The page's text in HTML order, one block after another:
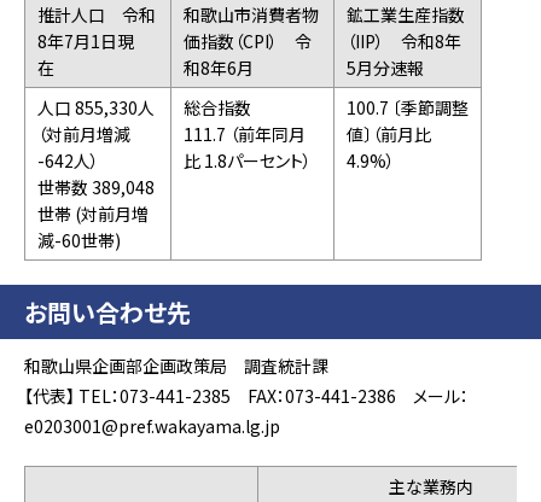
推計人口 令和
8年7月1日現
在
和歌山市消費者物
価指数（CPI） 令
和8年6月
鉱工業生産指数
（IIP） 令和8年
5月分速報
人口 855,330人
（対前月増減
-642人）
世帯数 389,048
世帯 (対前月増
減-60世帯)
総合指数
111.7 （前年同月
比 1.8パーセント）
100.7 〔季節調整
値〕（前月比
4.9%）
お問い合わせ先
和歌山県企画部企画政策局 調査統計課
【代表】 TEL：073-441-2385 FAX：073-441-2386 メール：
e0203001@pref.wakayama.lg.jp
主な業務内